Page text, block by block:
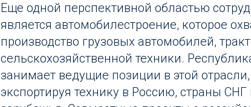
Еще одной перспективной областью
является автомобилестроение, которое
производство грузовых автомобилей,
сельскохозяйственной техники.
занимает ведущие позиции в этой
экспортируя технику в Россию, страны СНГ